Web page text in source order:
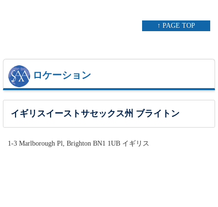
↑ PAGE TOP
ロケーション
イギリスイーストサセックス州 ブライトン
1-3 Marlborough Pl, Brighton BN1 1UB イギリス